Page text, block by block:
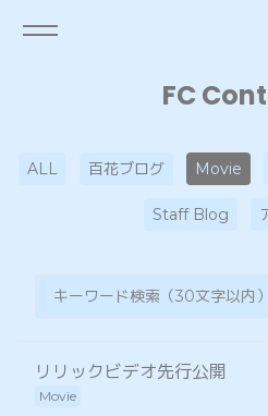
FC
ALL 百花ブログ Movie
Staff Blog
リリックビデオ先行公開
Movie